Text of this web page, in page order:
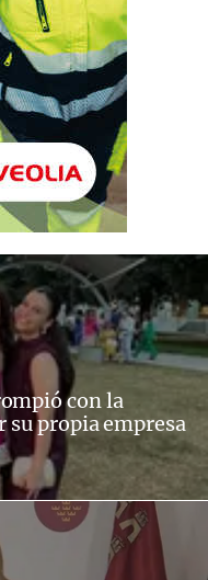
con la
propia empresa